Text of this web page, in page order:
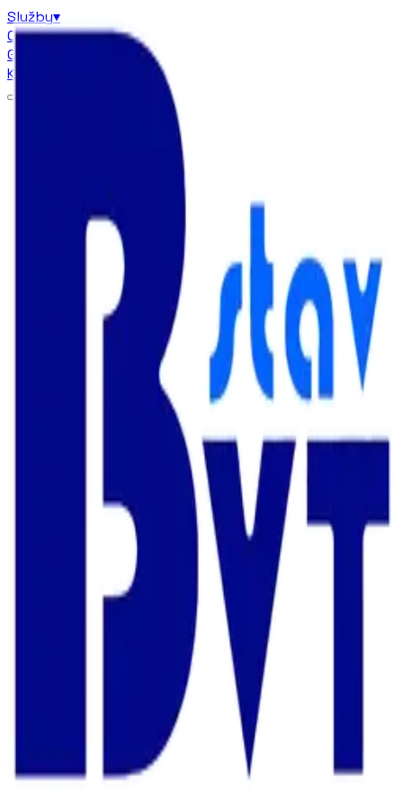
Služby▾
Certifikáty
Galéria
Kontakt